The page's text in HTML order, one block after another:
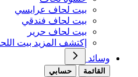
بيت لحاف عرايسي
بيت لحاف فندقي
بيت لحاف حرير
إكتشف المزيد بيت
وسائد
القائمة
حسابي